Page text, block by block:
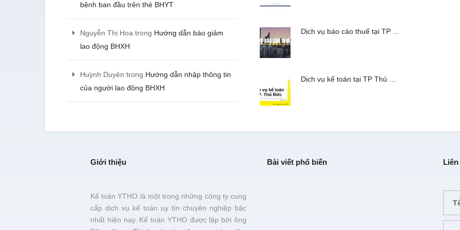
bệnh ban đầu trên thẻ BHYT
Nguyễn Thị Hoa trong Hướng dẫn báo giảm
lao động BHXH
Huỳnh Duyên trong Hướng dẫn nhập thông tin
của người lao động BHXH
Dịch vụ báo cáo thuế tại TP …
Dịch vụ kế toán tại TP Thủ …
Giới thiệu
Kế toán YTHO là một trong những công ty cung
cấp dịch vụ kế toán uy tín chuyên nghiệp bậc
nhất hiện nay. Kế toán YTHO được lập bởi ông
Bài viết phổ biến Liên